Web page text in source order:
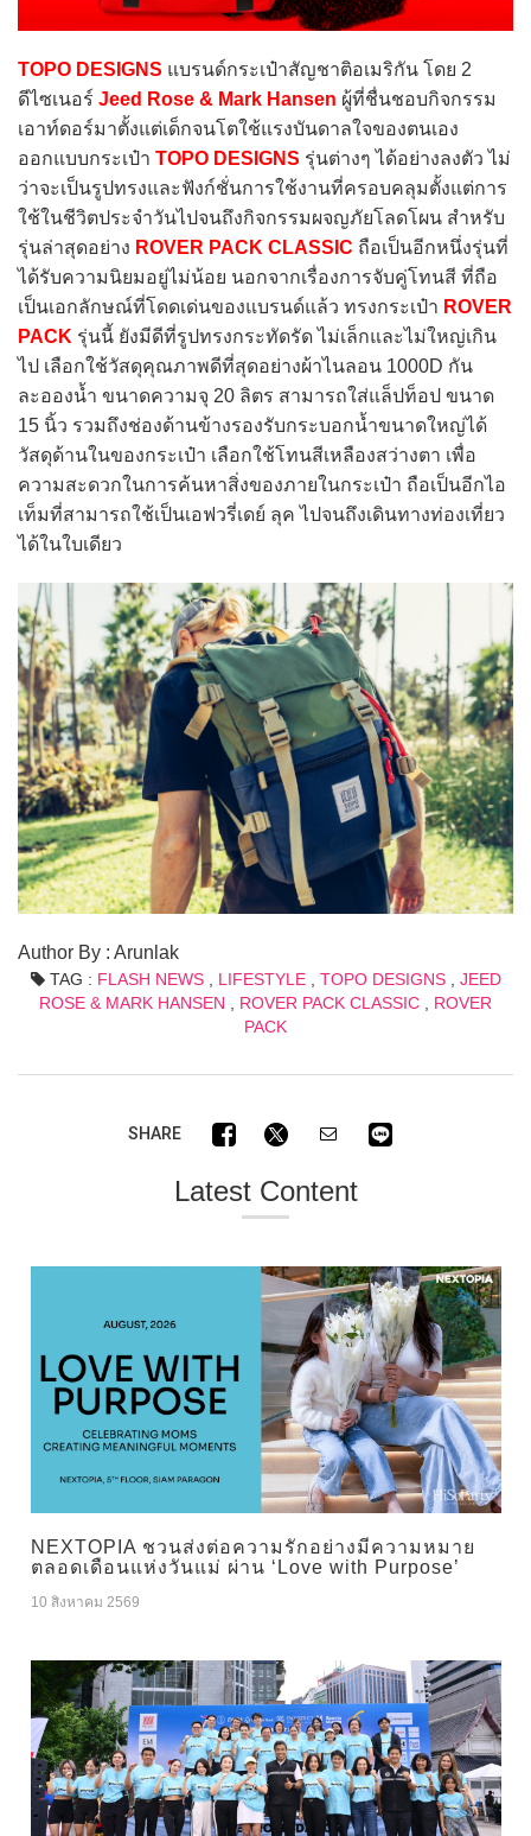
TOPO DESIGNS แบรนด์กระเป๋าสัญชาติอเมริกัน โดย 2
ดีไซเนอร์ Jeed Rose & Mark Hansen ผู้ที่ชื่นชอบกิจกรรม
เอาท์ดอร์มาตั้งแต่เด็กจนโตใช้แรงบันดาลใจของตนเอง
ออกแบบกระเป๋า TOPO DESIGNS รุ่นต่างๆ ได้อย่างลงตัว ไม่
ว่าจะเป็นรูปทรงและฟังก์ชั่นการใช้งานที่ครอบคลุมตั้งแต่การ
ใช้ในชีวิตประจำวันไปจนถึงกิจกรรมผจญภัยโลดโผน สำหรับ
รุ่นล่าสุดอย่าง ROVER PACK CLASSIC ถือเป็นอีกหนึ่งรุ่นที่
ได้รับความนิยมอยู่ไม่น้อย นอกจากเรื่องการจับคู่โทนสี ที่ถือ
เป็นเอกลักษณ์ที่โดดเด่นของแบรนด์แล้ว ทรงกระเป๋า ROVER
PACK รุ่นนี้ ยังมีดีที่รูปทรงกระทัดรัด ไม่เล็กและไม่ใหญ่เกิน
ไป เลือกใช้วัสดุคุณภาพดีที่สุดอย่างผ้าไนลอน 1000D กัน
ละอองน้ำ ขนาดความจุ 20 ลิตร สามารถใส่แล็ปท็อป ขนาด
15 นิ้ว รวมถึงช่องด้านข้างรองรับกระบอกน้ำขนาดใหญ่ได้
วัสดุด้านในของกระเป๋า เลือกใช้โทนสีเหลืองสว่างตา เพื่อ
ความสะดวกในการค้นหาสิ่งของภายในกระเป๋า ถือเป็นอีกไอ
เท็มที่สามารถใช้เป็นเอฟวรี่เดย์ ลุค ไปจนถึงเดินทางท่องเที่ยว
ได้ในใบเดียว
Author By : Arunlak
TAG : FLASH NEWS, LIFESTYLE, TOPO DESIGNS, JEED
ROSE & MARK HANSEN
ROVER PACK CLASSIC
ROVER
PACK
SHARE
Latest Content
NEXTOPIA ชวนส่งต่อความรักอย่างมีความหมาย
ตลอดเดือนแห่งวันแม่ ผ่าน ‘Love with Purpose’
10 สิงหาคม 2569